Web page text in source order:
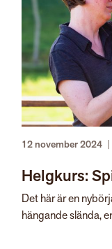
12 november 2024
Helgkurs:
Det här är en
hängande slända,